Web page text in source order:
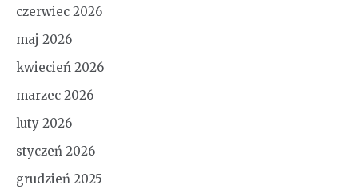
czerwiec 2026
maj 2026
kwiecień 2026
marzec 2026
luty 2026
styczeń 2026
grudzień 2025